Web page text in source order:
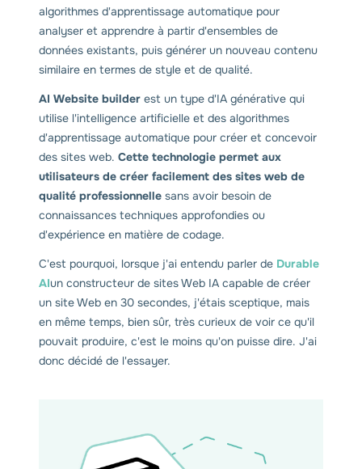
algorithmes d'apprentissage automatique pour
analyser et apprendre à partir d'ensembles de
données existants, puis générer un nouveau contenu
similaire en termes de style et de qualité.
AI Website builder est un type d'IA générative qui
utilise l'intelligence artificielle et des algorithmes
d'apprentissage automatique pour créer et concevoir
des sites web. Cette technologie permet aux
utilisateurs de créer facilement des sites web de
qualité professionnelle sans avoir besoin de
connaissances techniques approfondies ou
d'expérience en matière de codage.
C'est pourquoi, lorsque j'ai entendu parler de Durable
AIun constructeur de sites Web IA capable de créer
un site Web en 30 secondes, j'étais sceptique, mais
en même temps, bien sûr, très curieux de voir ce qu'il
pouvait produire, c'est le moins qu'on puisse dire. J'ai
donc décidé de l'essayer.